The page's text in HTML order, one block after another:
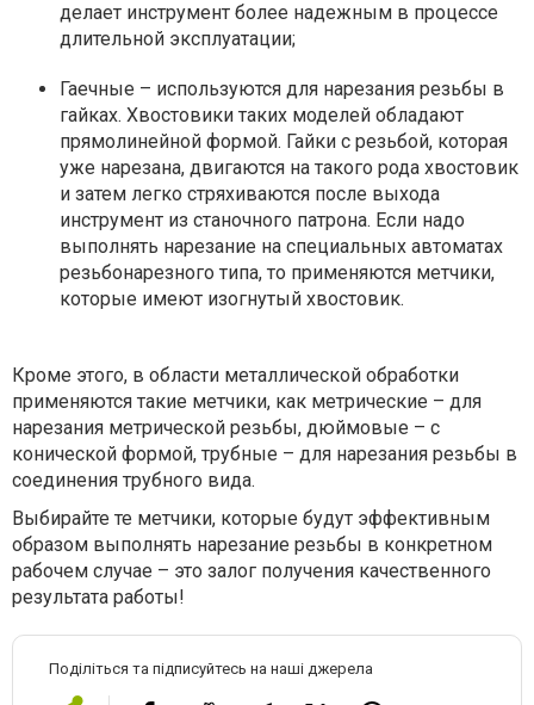
делает инструмент более надежным в процессе
длительной эксплуатации;
Гаечные – используются для нарезания резьбы в
гайках. Хвостовики таких моделей обладают
прямолинейной формой. Гайки с резьбой, которая
уже нарезана, двигаются на такого рода хвостовик
и затем легко стряхиваются после выхода
инструмент из станочного патрона. Если надо
выполнять нарезание на специальных автоматах
резьбонарезного типа, то применяются метчики,
которые имеют изогнутый хвостовик.
Кроме этого, в области металлической обработки
применяются такие метчики, как метрические – для
нарезания метрической резьбы, дюймовые – с
конической формой, трубные – для нарезания резьбы в
соединения трубного вида.
Выбирайте те метчики, которые будут эффективным
образом выполнять нарезание резьбы в конкретном
рабочем случае – это залог получения качественного
результата работы!
Поділіться та підписуйтесь на наші джерела